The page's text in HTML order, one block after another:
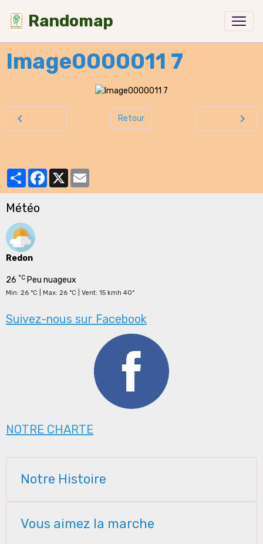
Randomap
Image0000011 7
Retour
PartagerFacebook
X
Météo
Redon
26 °C Peu nuageux
Min: 26 °C | Max: 26 °C | Vent: 15 kmh 40°
Suivez-nous sur Facebook
NOTRE CHARTE
Notre Histoire
Vous aimez la marche